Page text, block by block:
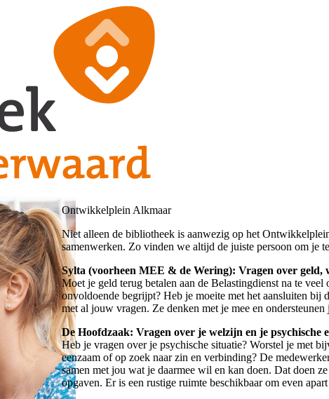
Ontwikkelplein Alkmaar
Niet alleen de bibliotheek is aanwezig op het
samenwerken. Zo vinden we altijd de juiste persoon om je
Sylta (voorheen MEE & de Wering): Vragen over geld,
Moet je geld terug betalen aan de Belastingdienst na te
onvoldoende begrijpt? Heb je moeite met het aansluiten
met al jouw vragen. Ze denken met je mee en
De Hoofdzaak: Vragen over je welzijn en je psychische
Heb je vragen over je psychische situatie? Worstel je met
eenzaam of op zoek naar zin en verbinding? De
samen met jou wat je daarmee wil en kan doen. Dat doen
opgaven. Er is een rustige ruimte beschikbaar om even